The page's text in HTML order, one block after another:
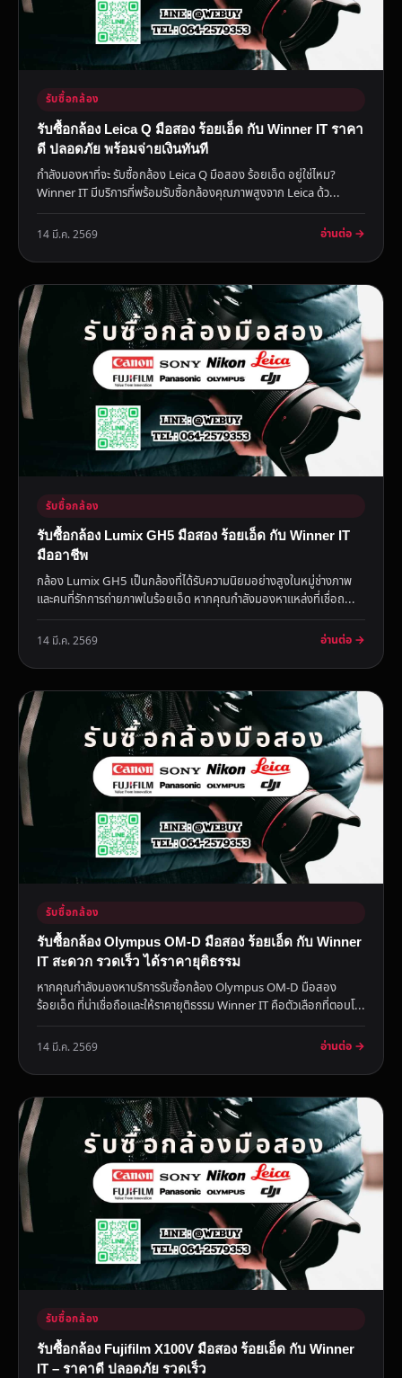
รับซื้อกล้อง
รับซื้อกล้อง Leica Q มือสอง ร้อยเอ็ด กับ Winner IT ราคา
ดี ปลอดภัย พร้อมจ่ายเงินทันที
กำลังมองหาที่จะ รับซื้อกล้อง Leica Q มือสอง ร้อยเอ็ด อยู่ใช่ไหม?
Winner IT มีบริการที่พร้อมรับซื้อกล้องคุณภาพสูงจาก Leica ด้ว...
14 มี.ค. 2569 อ่านต่อ →
รับซื้อกล้อง
รับซื้อกล้อง Lumix GH5 มือสอง ร้อยเอ็ด กับ Winner IT
มืออาชีพ
กล้อง Lumix GH5 เป็นกล้องที่ได้รับความนิยมอย่างสูงในหมู่ช่างภาพ
และคนที่รักการถ่ายภาพในร้อยเอ็ด หากคุณกำลังมองหาแหล่งที่เชื่อถ...
14 มี.ค. 2569 อ่านต่อ →
รับซื้อกล้อง
รับซื้อกล้อง Olympus OM-D มือสอง ร้อยเอ็ด กับ Winner
IT สะดวก รวดเร็ว ได้ราคายุติธรรม
หากคุณกำลังมองหาบริการรับซื้อกล้อง Olympus OM-D มือสอง
ร้อยเอ็ด ที่น่าเชื่อถือและให้ราคายุติธรรม Winner IT คือตัวเลือกที่ตอบโ...
14 มี.ค. 2569 อ่านต่อ →
รับซื้อกล้อง
รับซื้อกล้อง Fujifilm X100V มือสอง ร้อยเอ็ด กับ Winner
IT – ราคาดี ปลอดภัย รวดเร็ว